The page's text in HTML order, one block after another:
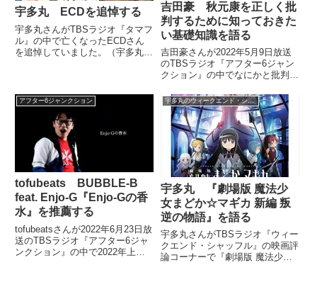
宇多丸 ECDを追悼する
宇多丸さんがTBSラジオ『タマフ
ル』の中で亡くなったECDさん
を追悼していました。（宇多丸）
以前、2015年10月10日か。結構
前になっちゃうね。『日...
吉田豪 秋元康を正しく批
判するために知っておきた
い基礎知識を語る
吉田豪さんが2022年5月9日放送
のTBSラジオ『アフター6ジャン
クション』の中でなにかと批判さ
は誤った認識に基づいた批判が目
につくという件を紹介。批判をす
るのであれば、最低限踏まえるべ
き基礎知識を宇多丸さんと話して
いました。
アフター6ジャンクション
tofubeats BUBBLE-B
feat. Enjo-G『Enjo-Gの香
水』を推薦する
tofubeatsさんが2022年6月23日放
送のTBSラジオ『アフター6ジャ
ンクション』の中で2022年上半
宇多丸のウィークエンド・シャッフル
宇多丸 『劇場版 魔法少
女まどか☆マギカ 新編 叛
逆の物語』を語る
宇多丸さんがTBSラジオ『ウィー
クエンド・シャッフル』の映画評
論コーナーで『劇場版 魔法少女